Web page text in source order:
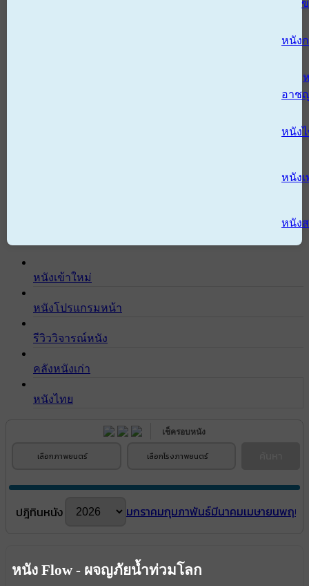
หนัง
อาช
หนัง
หนังเ
หนัง
หนังเข้าใหม่
หนังโปรแกรมหน้า
รีวิววิจารณ์หนัง
คลังหนังเก่า
หนังไทย
เช็ครอบหนัง
เลือกภาพยนตร์ เลือกโรงภาพยนตร์
ปฎิทินหนัง มกราคมกุมภาพันธ์มีนาคมเมษายนพฤษ
หนัง Flow - ผจญภัยน้ำท่วมโลก